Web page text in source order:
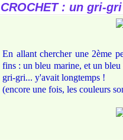
CROCHET : un gri-
En allant chercher une 2ème
fins : un bleu marine, et un
gri-gri... y'avait longtemps !
(encore une fois, les couleurs